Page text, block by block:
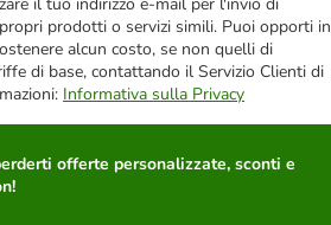
prodotti o servizi simili. Puoi opporti in
alcun costo, se non quelli di
di base, contattando il Servizio Clienti di
Informativa sulla Privacy
offerte personalizzate, sconti e